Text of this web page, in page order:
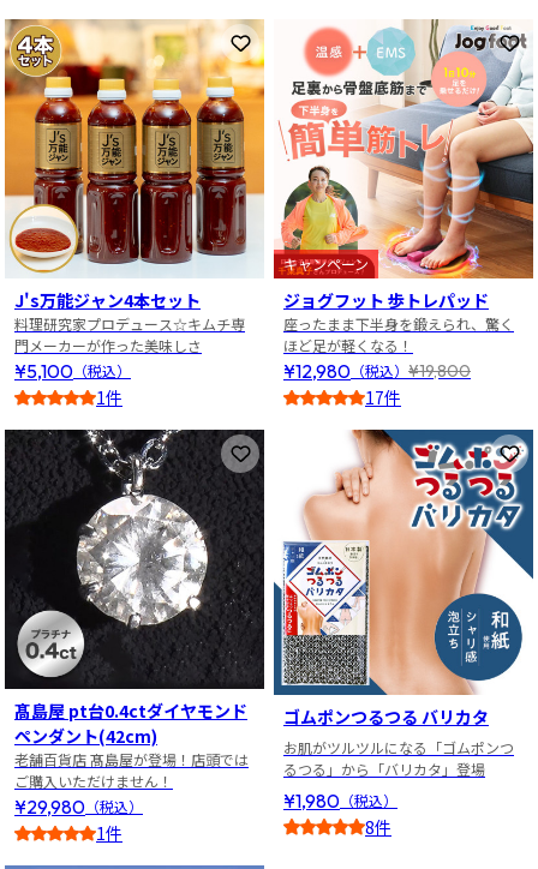
お気に入りに登録
J's万能ジャン4本セット
料理研究家プロデュース☆キムチ専
門メーカーが作った美味しさ
¥5,100 （税込）
1件
お
キャンペーン
ジョグフット 歩トレパッド
座ったまま下半身を鍛えられ、驚く
ほど足が軽くなる！
¥12,980 （税込） ¥19,800
17件
お気に入りに登録
髙島屋 pt台0.4ctダイヤモンド
ペンダント(42cm)
老舗百貨店 髙島屋が登場！店頭では
ご購入いただけません！
¥29,980 （税込）
1件
お
ゴムポンつるつる バリカタ
お肌がツルツルになる「ゴムポンつ
るつる」から「バリカタ」登場
¥1,980 （税込）
8件